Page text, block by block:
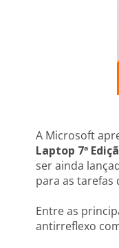
A Microsoft
Laptop 7ª
ser ainda
para as tarefas
Entre as
antirreflexo